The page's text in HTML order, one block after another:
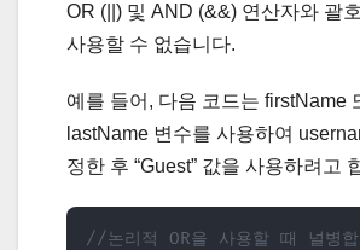
OR (||) 및 AND (&&) 연산자와 괄
사용할 수 없습니다.
예를 들어, 다음 코드는 firstName
lastName 변수를 사용하여
정한 후 “Guest” 값을 사용하려고
//논리적 OR을 사용할 때 널병